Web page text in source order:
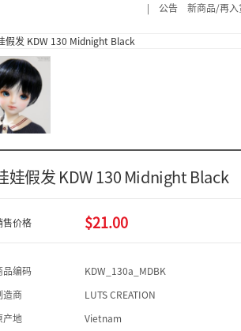
| 公告 新商品/再入
娃假发 KDW 130 Midnight Black
售价格 $21.00
品编码
KDW_130a_MDBK
造商
LUTS CREATION
产地
Vietnam